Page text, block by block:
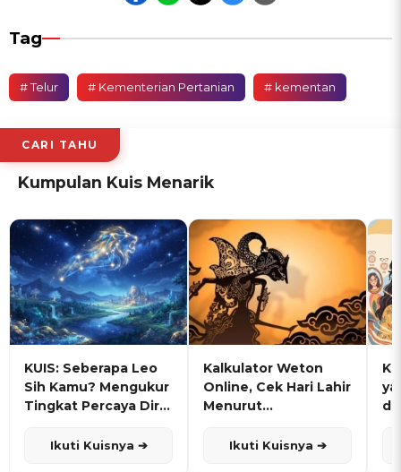
Tag
# Telur # Kementerian Pertanian # kementan
CARI TAHU
Kumpulan Kuis Menarik
KUIS: Seberapa Leo
Sih Kamu? Mengukur
Tingkat Percaya Diri
Ikuti Kuisnya ➔
Kalkulator Weton
Online, Cek Hari Lahir
Menurut
Ikuti Kuisnya ➔